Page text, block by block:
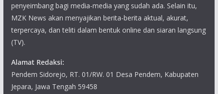
penyeimbang bagi media-media yang sudah ada. Selain itu,
MZK News akan menyajikan berita-berita aktual, akurat,
terpercaya, dan teliti dalam bentuk online dan siaran langsung
(TV).
Alamat Redaksi:
Pendem Sidorejo, RT. 01/RW. 01 Desa Pendem, Kabupaten
Jepara, Jawa Tengah 59458